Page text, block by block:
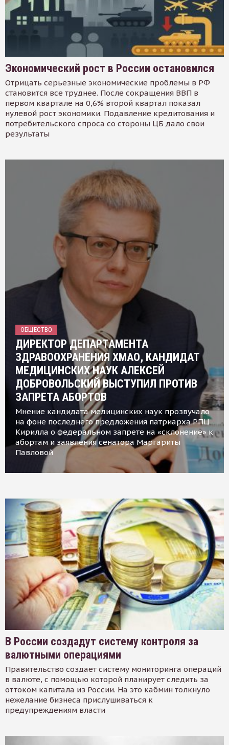
Экономический рост в России остановился
Отрицать серьезные экономические проблемы в РФ
становится все труднее. После сокращения ВВП в
первом квартале на 0,6% второй квартал показал
нулевой рост экономики. Подавление кредитования и
потребительского спроса со стороны ЦБ дало свои
результаты
ОБЩЕСТВО
ДИРЕКТОР ДЕПАРТАМЕНТА
ЗДРАВООХРАНЕНИЯ ХМАО, КАНДИДАТ
МЕДИЦИНСКИХ НАУК АЛЕКСЕЙ
ДОБРОВОЛЬСКИЙ ВЫСТУПИЛ ПРОТИВ
ЗАПРЕТА АБОРТОВ
Мнение кандидата медицинских наук прозвучало
на фоне последнего предложения патриарха РПЦ
Кирилла о федеральном запрете на «склонение» к
абортам и заявления сенатора Маргариты
Павловой
В России создадут систему контроля за
валютными операциями
Правительство создает систему мониторинга операций
в валюте, с помощью которой планирует следить за
оттоком капитала из России. На это кабмин толкнуло
нежелание бизнеса прислушиваться к
предупреждениям власти